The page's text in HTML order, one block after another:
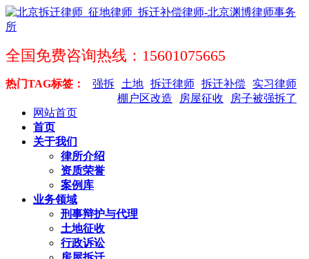
全国免费咨询热线：15601075665
热门TAG标签： 实习律师
拆迁补偿
拆迁律师
土地
强拆
房子被强拆了
房屋征收
棚户区改造
网站首页
首页
关于我们
律所介绍
资质荣誉
案例库
业务领域
刑事辩护与代理
土地征收
行政诉讼